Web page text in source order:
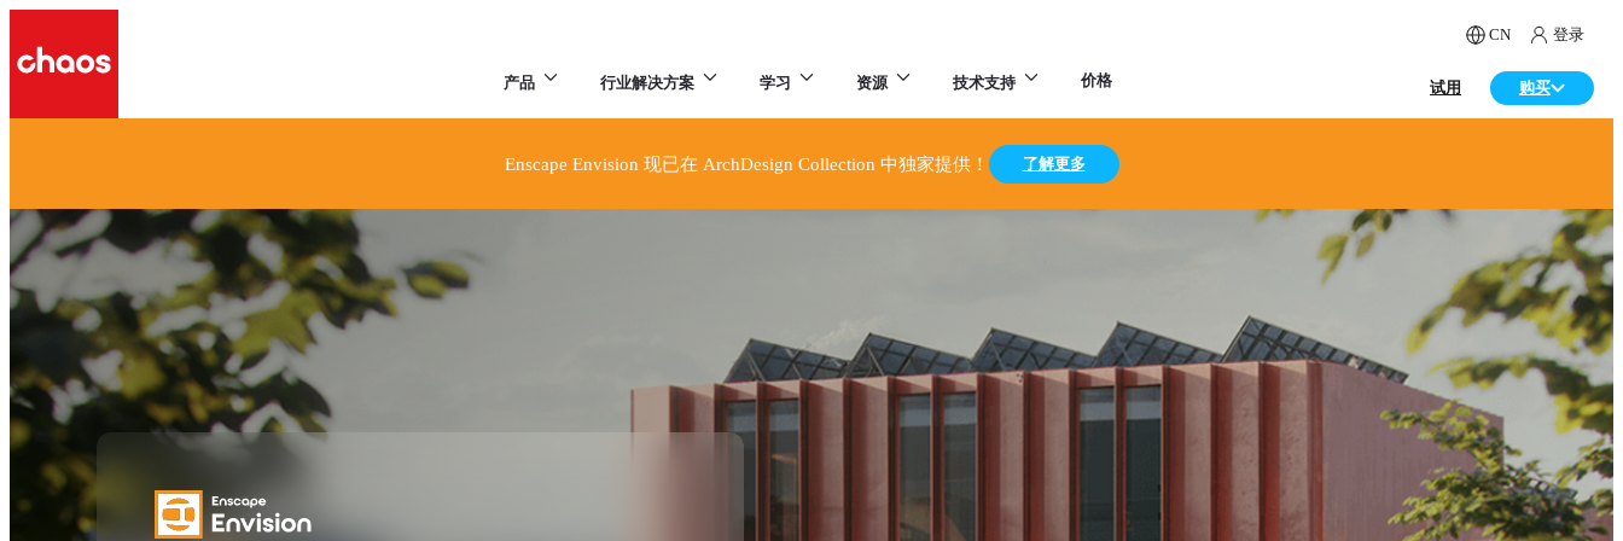
CN 登录
产品 行业解决方案 学习 资源 技术支持 价格 试用 购买
Enscape Envision 现已在 ArchDesign Collection 中独家提供！ 了解更多